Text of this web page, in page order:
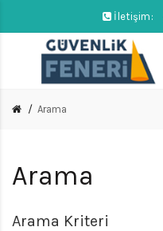
İletişim:
Arama
Arama
Arama Kriteri